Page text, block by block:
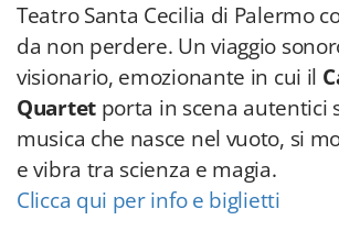
Teatro Santa Cecilia di Palermo
da non perdere. Un viaggio
visionario, emozionante in cui il
Quartet porta in scena autentici
musica che nasce nel vuoto, si
e vibra tra scienza e magia.
Clicca qui per info e biglietti